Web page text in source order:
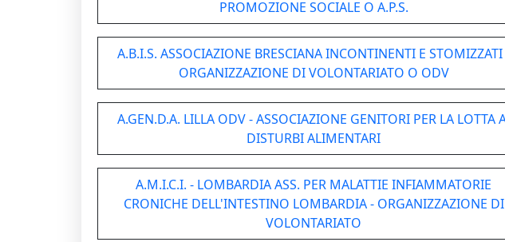
PROMOZIONE SOCIALE O A.P.S.
A.B.I.S. ASSOCIAZIONE BRESCIANA INCONTINENTI E
ORGANIZZAZIONE DI VOLONTARIATO O ODV
A.GEN.D.A. LILLA ODV - ASSOCIAZIONE GENITORI PER LA LOTTA
DISTURBI ALIMENTARI
A.M.I.C.I. - LOMBARDIA ASS. PER MALATTIE INFIAMMATORIE
CRONICHE DELL'INTESTINO LOMBARDIA - ORGANIZZAZIONE DI
VOLONTARIATO